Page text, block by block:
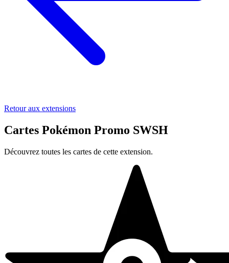
Retour aux extensions
Cartes Pokémon Promo SWSH
Découvrez toutes les cartes de cette extension.